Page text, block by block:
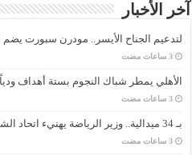
آخر الأخبار
لتدعيم الجناح الأيسر.. مودرن سبورت يضم
‏3 ساعات مضت
الأهلي يمطر شباك النجوم بستة أهداف
‏3 ساعات مضت
بـ 34 ميدالية.. وزير الرياضة يهنيء اتحاد الشطرنج بتصدر البطولة العربية
‏3 ساعات مضت